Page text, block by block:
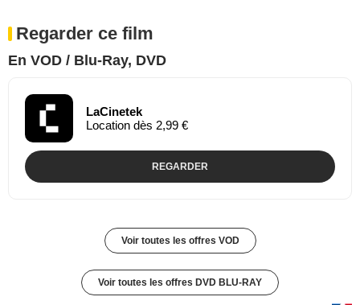
Regarder ce film
En VOD / Blu-Ray, DVD
LaCinetek
Location dès 2,99 €
REGARDER
Voir toutes les offres VOD
Voir toutes les offres DVD BLU-RAY